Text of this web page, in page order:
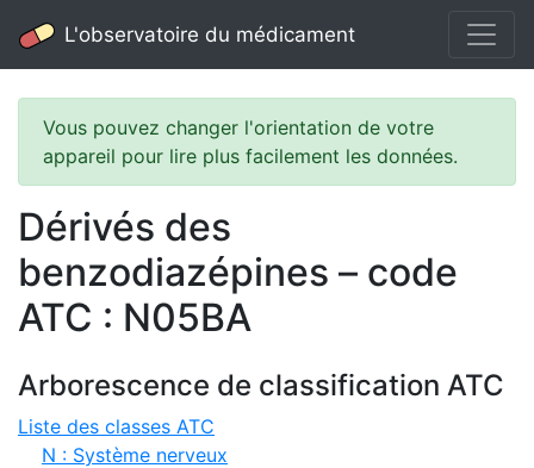
L'observatoire du médicament
Vous pouvez changer l'orientation de votre
appareil pour lire plus facilement les données.
Dérivés des
benzodiazépines – code
ATC : N05BA
Arborescence de classification ATC
Liste des classes ATC
N : Système nerveux